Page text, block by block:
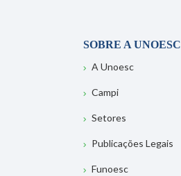
SOBRE A UNOESC
A Unoesc
Campi
Setores
Publicações Legais
Funoesc